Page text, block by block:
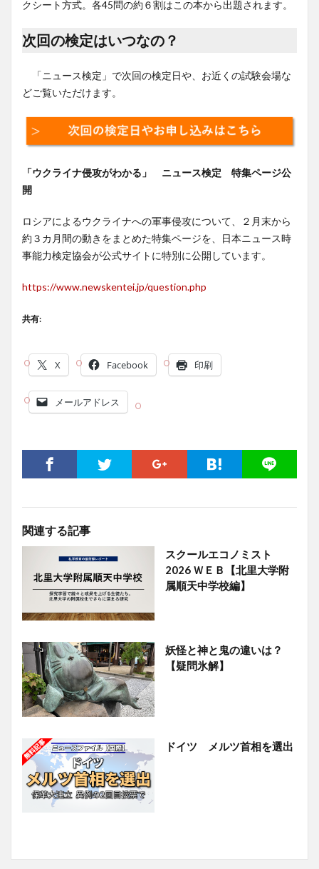
クシート方式。各45問の約６割はこの本から出題されます。
次回の検定はいつなの？
「ニュース検定」で次回の検定日や、お近くの試験会場な
どご覧いただけます。
「ウクライナ侵攻がわかる」 ニュース検定 特集ページ公
開
ロシアによるウクライナへの軍事侵攻について、２月末から
約３カ月間の動きをまとめた特集ページを、日本ニュース時
事能力検定協会が公式サイトに特別に公開しています。
https://www.newskentei.jp/question.php
共有:
X Facebook 印刷
メールアドレス
関連する記事
スクールエコノミスト
2026 ＷＥＢ【北里大学附
属順天中学校編】
妖怪と神と鬼の違いは？
【疑問氷解】
ドイツ メルツ首相を選出